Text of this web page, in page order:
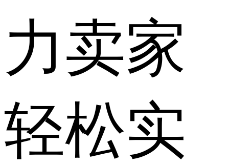
力卖家
轻松实